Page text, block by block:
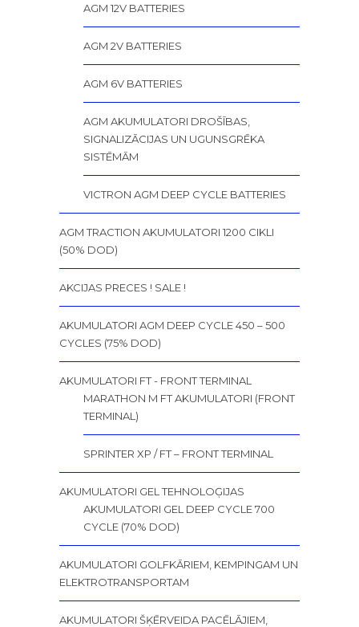
AGM 12V BATTERIES
AGM 2V BATTERIES
AGM 6V BATTERIES
AGM AKUMULATORI DROŠĪBAS,
SIGNALIZĀCIJAS UN UGUNSGRĒKA
SISTĒMĀM
VICTRON AGM DEEP CYCLE BATTERIES
AGM TRACTION AKUMULATORI 1200 CIKLI
(50% DOD)
AKCIJAS PRECES ! SALE !
AKUMULATORI AGM DEEP CYCLE 450 – 500
CYCLES (75% DOD)
AKUMULATORI FT - FRONT TERMINAL
MARATHON M FT AKUMULATORI (FRONT
TERMINAL)
SPRINTER XP / FT – FRONT TERMINAL
AKUMULATORI GEL TEHNOLOĢIJAS
AKUMULATORI GEL DEEP CYCLE 700
CYCLE (70% DOD)
AKUMULATORI GOLFKĀRIEM, KEMPINGAM UN
ELEKTROTRANSPORTAM
AKUMULATORI ŠĶĒRVEIDA PACĒLĀJIEM,